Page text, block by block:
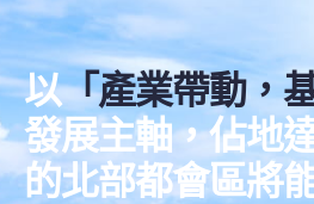
以「產業帶動，
發展主軸，佔地
的北部都會區將